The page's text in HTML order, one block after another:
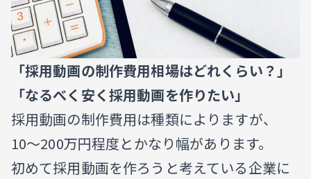
「採用動画の制作費用相場はどれくらい？」
「なるべく安く採用動画を作りたい」
採用動画の制作費用は種類によりますが、
10〜200万円程度とかなり幅があります。
初めて採用動画を作ろうと考えている企業に